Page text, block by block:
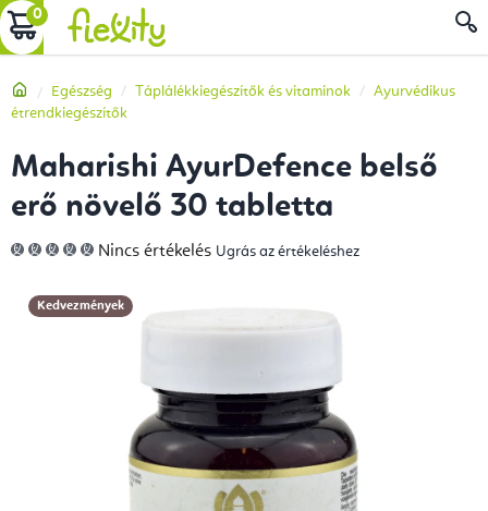
Ugrás
a
tartalomhoz
KOSÁR
Kezdőlap
Egészség Táplálékkiegészítők és vitaminok
Ayurvédikus
étrendkiegészítők
Maharishi AyurDefence belső
erő növelő 30 tabletta
A
termék
5-
ből
0,0
Nincs értékelés Ugrás az értékeléshez
Kedvezmények